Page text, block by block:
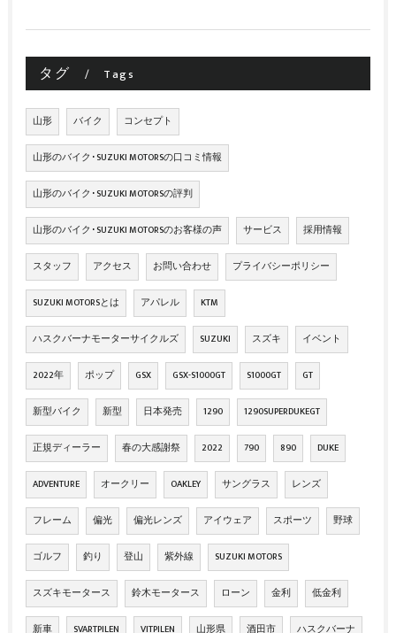
タグ Tags
山形 バイク コンセプト
山形のバイク･SUZUKI MOTORSの口コミ情報
山形のバイク･SUZUKI MOTORSの評判
山形のバイク･SUZUKI MOTORSのお客様の声 サービス 採用情報
スタッフ アクセス お問い合わせ プライバシーポリシー
SUZUKI MOTORSとは アパレル KTM
ハスクバーナモーターサイクルズ SUZUKI スズキ イベント
2022年 ポップ GSX GSX-S1000GT S1000GT GT
新型バイク 新型 日本発売 1290 1290SUPERDUKEGT
正規ディーラー 春の大感謝祭 2022 790 890 DUKE
ADVENTURE オークリー OAKLEY サングラス レンズ
フレーム 偏光 偏光レンズ アイウェア スポーツ 野球
ゴルフ 釣り 登山 紫外線 SUZUKI MOTORS
スズキモータース 鈴木モータース ローン 金利 低金利
新車 SVARTPILEN VITPILEN 山形県 酒田市 ハスクバーナ